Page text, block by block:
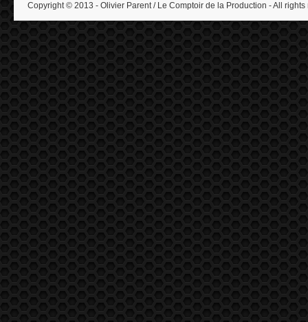
Copyright © 2013 - Olivier Parent / Le Comptoir de la Production - All rights